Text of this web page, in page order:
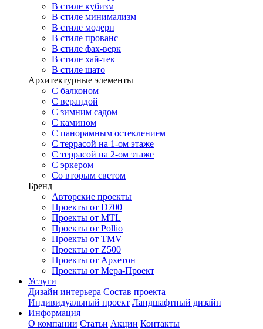
В стиле кубизм
В стиле минимализм
В стиле модерн
В стиле прованс
В стиле фах-верк
В стиле хай-тек
В стиле шато
Архитектурные элементы
С балконом
С верандой
С зимним садом
С камином
С панорамным остеклением
С террасой на 1-ом этаже
С террасой на 2-ом этаже
С эркером
Со вторым светом
Бренд
Авторские проекты
Проекты от D700
Проекты от MTL
Проекты от Pollio
Проекты от TMV
Проекты от Z500
Проекты от Архетон
Проекты от Мера-Проект
Услуги
Дизайн интерьера Состав проекта
Индивидуальный проект Ландшафтный дизайн
Информация
О компании Статьи Акции Контакты